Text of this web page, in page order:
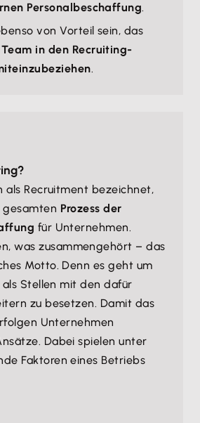
Personalbeschaffung.
von Vorteil sein, das
Team in den Recruiting-
.
als Recruitment bezeichnet,
Prozess der
für Unternehmen.
was zusammengehört – das
Motto. Denn es geht um
Stellen mit den dafür
zu besetzen. Damit das
Unternehmen
Dabei spielen unter
Faktoren eines Betriebs